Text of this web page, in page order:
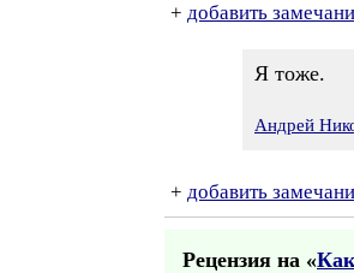
+ добавить
Я тоже.
Андрей
+ добавить
Рецензия на «